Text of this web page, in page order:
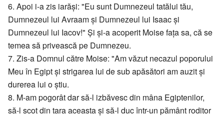
6. Apoi i-a zis iarăși: "Eu sunt Dumnezeul tatălui tău,
Dumnezeul lui Avraam și Dumnezeul lui Isaac și
Dumnezeul lui Iacov!" Și și-a acoperit Moise fața sa, că se
temea să privească pe Dumnezeu.
7. Zis-a Domnul către Moise: "Am văzut necazul poporului
Meu în Egipt și strigarea lui de sub apăsători am auzit și
durerea lui o știu.
8. M-am pogorât dar să-l izbăvesc din mâna Egiptenilor,
să-l scot din tara aceasta și să-l duc într-un pământ roditor